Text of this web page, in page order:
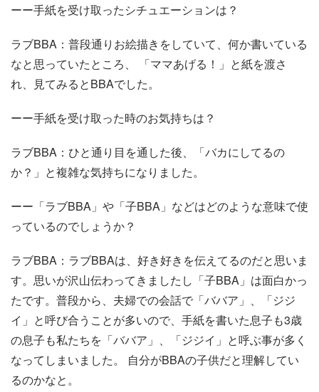
ーー手紙を受け取ったシチュエーションは？
ラブBBA：普段通りお絵描きをしていて、何か書いている
なと思っていたところ、 「ママあげる！」と紙を渡さ
れ、見てみるとBBAでした。
ーー手紙を受け取った時のお気持ちは？
ラブBBA：ひと通り目を通した後、「バカにしてるの
か？」と複雑な気持ちになりました。
ーー「ラブBBA」や「子BBA」などはどのような意味で使
っているのでしょうか？
ラブBBA：ラブBBAは、好き好きを伝えてるのだと思いま
す。思いが沢山伝わってきましたし「子BBA」は面白かっ
たです。普段から、夫婦での会話で「ババア」、「ジジ
イ」と呼び合うことが多いので、手紙を書いた息子も3歳
の息子も私たちを「ババア」、「ジジイ」と呼ぶ事が多く
なってしまいました。 自分がBBAの子供だと理解してい
るのかなと。